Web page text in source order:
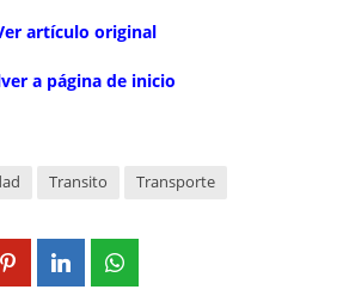
er artículo original
a página de inicio
Transito Transporte